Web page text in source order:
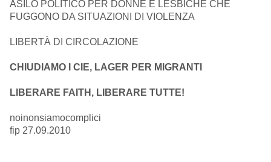
ASILO POLITICO PER DONNE E LESBICHE CHE
FUGGONO DA SITUAZIONI DI VIOLENZA
LIBERTÀ DI CIRCOLAZIONE
CHIUDIAMO I CIE, LAGER PER MIGRANTI
LIBERARE FAITH, LIBERARE TUTTE!
noinonsiamocomplici
fip 27.09.2010